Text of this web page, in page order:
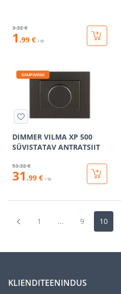
3.32 €
1 .99 € / tk
KAMPAANIA
DIMMER VILMA XP 500
SÜVISTATAV ANTRATSIIT
53.32 €
31 .99 € / tk
1 ... 9 10
KLIENDITEENINDUS